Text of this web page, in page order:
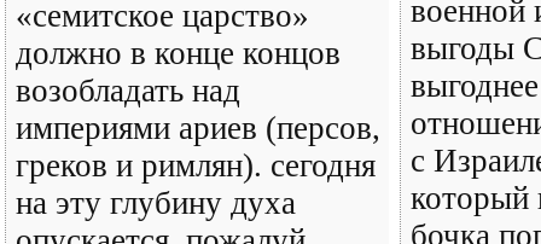
«семитское царство»
должно в конце концов
возобладать над
империями ариев (персов,
греков и римлян). сегодня
на эту глубину духа
военной
выгоды
с
который
бочка